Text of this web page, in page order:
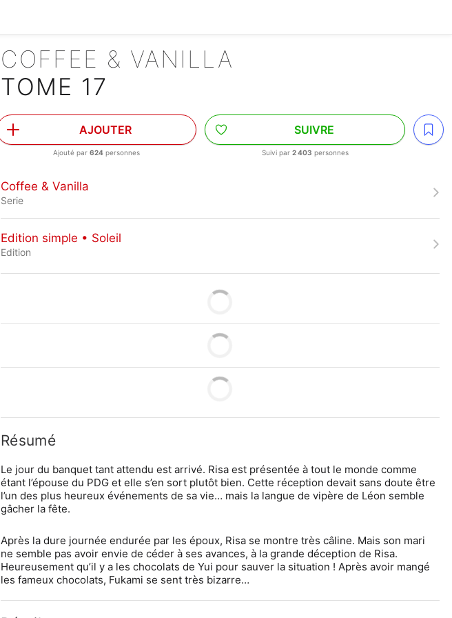
COFFEE & VANILLA
TOME 17
AJOUTER
Ajouté par624 personnes
SUIVRE
Suivi par 2 403 personnes
Coffee & Vanilla
Serie
Edition simple • Soleil
Edition
Résumé
Le jour du banquet tant attendu est arrivé. Risa est présentée à tout le monde comme
étant l’épouse du PDG et elle s’en sort plutôt bien. Cette réception devait sans doute être
l’un des plus heureux événements de sa vie… mais la langue de vipère de Léon semble
gâcher la fête.
Après la dure journée endurée par les époux, Risa se montre très câline. Mais son mari
ne semble pas avoir envie de céder à ses avances, à la grande déception de Risa.
Heureusement qu’il y a les chocolats de Yui pour sauver la situation ! Après avoir mangé
les fameux chocolats, Fukami se sent très bizarre…